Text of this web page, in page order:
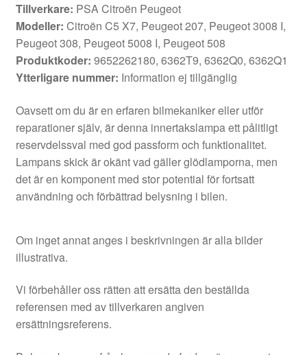
Tillverkare: PSA Citroën Peugeot
Modeller: Citroën C5 X7, Peugeot 207, Peugeot 3008 I,
Peugeot 308, Peugeot 5008 I, Peugeot 508
Produktkoder: 9652262180, 6362T9, 6362Q0, 6362Q1
Ytterligare nummer: Information ej tillgänglig
Oavsett om du är en erfaren bilmekaniker eller utför
reparationer själv, är denna innertakslampa ett pålitligt
reservdelssval med god passform och funktionalitet.
Lampans skick är okänt vad gäller glödlamporna, men
det är en komponent med stor potential för fortsatt
användning och förbättrad belysning i bilen.
Om inget annat anges i beskrivningen är alla bilder
illustrativa.
Vi förbehåller oss rätten att ersätta den beställda
referensen med av tillverkaren angiven
ersättningsreferens.